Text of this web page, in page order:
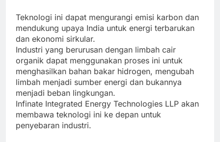
Teknologi ini dapat mengurangi emisi karbon dan
mendukung upaya India untuk energi terbarukan
dan ekonomi sirkular.
Industri yang berurusan dengan limbah cair
organik dapat menggunakan proses ini untuk
menghasilkan bahan bakar hidrogen, mengubah
limbah menjadi sumber energi dan bukannya
menjadi beban lingkungan.
Infinate Integrated Energy Technologies LLP akan
membawa teknologi ini ke depan untuk
penyebaran industri.